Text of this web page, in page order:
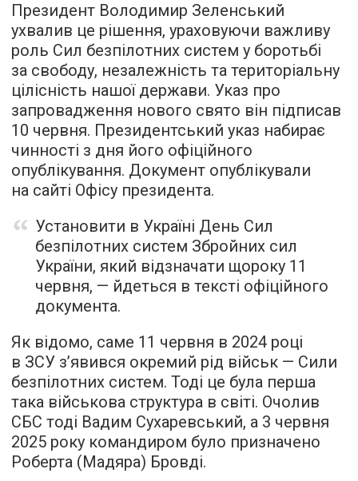
Президент Володимир Зеленський
ухвалив це рішення, ураховуючи важливу
роль Сил безпілотних систем у боротьбі
за свободу, незалежність та територіальну
цілісність нашої держави. Указ про
запровадження нового свято він підписав
10 червня. Президентський указ набирає
чинності з дня його офіційного
опублікування. Документ опублікували
на сайті Офісу президента.
Установити в Україні День Сил
безпілотних систем Збройних сил
України, який відзначати щороку 11
червня, — йдеться в тексті офіційного
документа.
Як відомо, саме 11 червня в 2024 році
в ЗСУ з’явився окремий рід військ — Сили
безпілотних систем. Тоді це була перша
така військова структура в світі. Очолив
СБС тоді Вадим Сухаревський, а 3 червня
2025 року командиром було призначено
Роберта (Мадяра) Бровді.